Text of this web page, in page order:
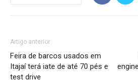
Artigo anterior
Feira de barcos usados em
Itajaí terá iate de até 70 pés e
test drive